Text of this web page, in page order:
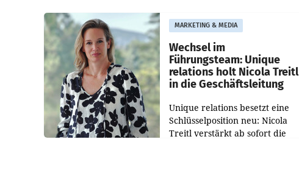
Besetzungen für die
Direktionen abgestimmt
werden.
MARKETING & MEDIA
Wechsel im
Führungsteam: Unique
relations holt Nicola Treitl
in die Geschäftsleitung
Unique relations besetzt eine
Schlüsselposition neu: Nicola
Treitl verstärkt ab sofort die